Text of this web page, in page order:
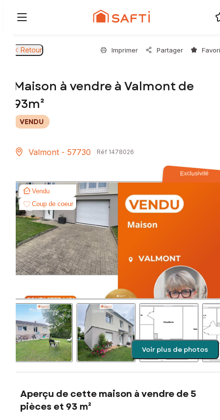
Retour Imprimer Partager
Maison à vendre à Valmont de
93m²
VENDU
Valmont - 57730 Réf 1478026
Exclusivité
Vendu
Coup de coeur
Voir plus de photos
Aperçu de cette maison à vendre de 5
pièces et 93 m²